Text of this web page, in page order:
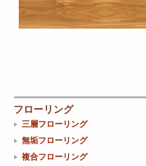
フローリング
三層フローリング
無垢フローリング
複合フローリング